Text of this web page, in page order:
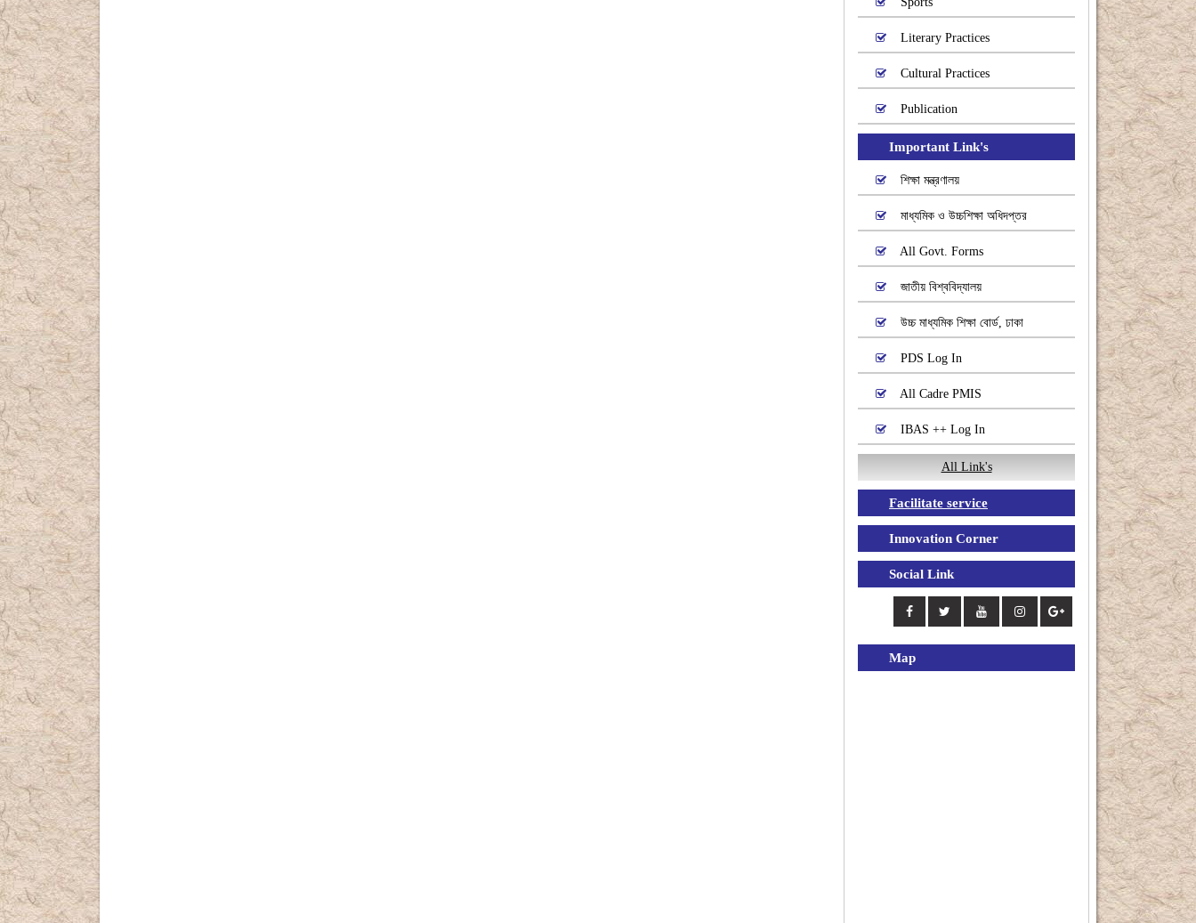
Literary Practices
Cultural Practices
Publication
Important Link's
শিক্ষা মন্ত্রণালয়
মাধ্যমিক ও উচ্চশিক্ষা অধিদপ্তর
All Govt. Forms
জাতীয় বিশ্ববিদ্যালয়
উচ্চ মাধ্যমিক শিক্ষা বোর্ড, ঢাকা
PDS Log In
All Cadre PMIS
IBAS ++ Log In
All Link's
Facilitate service
Innovation Corner
Social Link
Map